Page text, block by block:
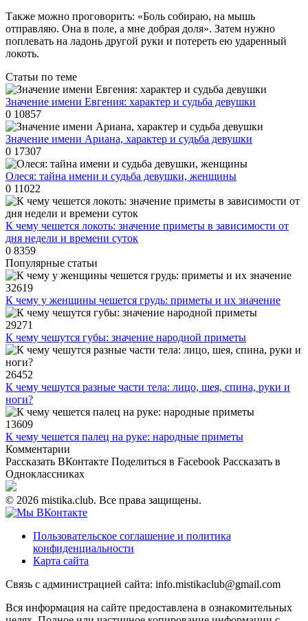
Также можно проговорить: «Боль собираю, на мышь
отправляю. Она в поле, а мне добрая доля». Затем нужно
поплевать на ладонь другой руки и потереть ею ударенный
локоть.
Статьи по теме
Значение имени Евгения: характер и судьба девушки
0 10857
Значение имени Ариана, характер и судьба девушки
0 17307
Олеся: тайна имени и судьба девушки, женщины
0 11022
К чему чешется локоть: значение приметы в зависимости от
дня недели и времени суток
0 8359
Популярные статьи
32619
К чему у женщины чешется грудь: приметы и их значение
29271
К чему чешутся губы: значение народной приметы
26452
К чему чешутся разные части тела: лицо, шея, спина, руки и
ноги?
13609
К чему чешется палец на руке: народные приметы
Комментарии
Рассказать ВКонтакте Поделиться в Facebook Рассказать в
Одноклассниках
© 2026 mistika.club. Все права защищены.
Пользовательское соглашение и политика
конфиденциальности
Карта сайта
Связь с администрацией сайта: info.mistikaclub@gmail.com
Вся информация на сайте предоставлена в ознакомительных